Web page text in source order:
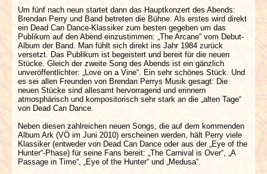
Um fünf nach neun startet dann das Hauptkonzert des Abends:
Brendan Perry und Band betreten die Bühne. Als erstes wird direkt
ein Dead Can Dance-Klassiker zum besten gegeben um das
Publikum auf den Abend einzustimmen: „The Arcane“ vom Debut-
Album der Band. Man fühlt sich direkt ins Jahr 1984 zurück
versetzt. Das Publikum ist begeistert und bereit für die neuen
Stücke. Gleich der zweite Song des Abends ist ein gänzlich
unveröffentlichter: „Love on a Vine“. Ein sehr schönes Stück. Und
es sei allen Freunden von Brendan Perrys Musik gesagt: Die
neuen Stücke sind allesamt hervorragend und erinnern
atmosphärisch und kompositorisch sehr stark an die „alten Tage“
von Dead Can Dance.
Neben diesen zahlreichen neuen Songs, die auf dem kommenden
Album Ark (VÖ im Juni 2010) erscheinen werden, hält Perry viele
Klassiker (entweder von Dead Can Dance oder aus der „Eye of the
Hunter“-Phase) für seine Fans bereit: „The Carnival is Over“, „A
Passage in Time“, „Eye of the Hunter“ und „Medusa“.